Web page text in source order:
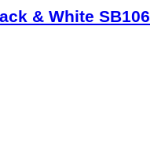
& White SB106